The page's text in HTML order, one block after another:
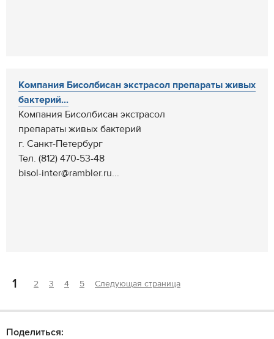
Компания Бисолбисан экстрасол препараты живых
бактерий...
Компания Бисолбисан экстрасол
препараты живых бактерий
г. Санкт-Петербург
Тел. (812) 470-53-48
bisol-inter@rambler.ru...
1 2 3 4 5 Следующая страница
Поделиться: